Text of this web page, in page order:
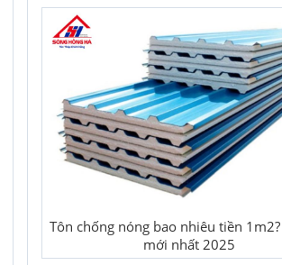
Tôn chống nóng bao nhiêu tiền
mới nhất 2025